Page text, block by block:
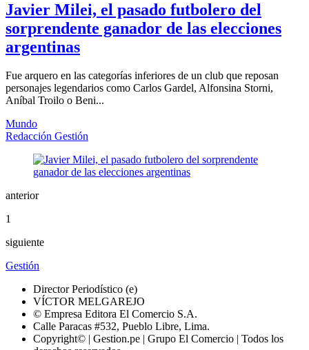
Javier Milei, el pasado futbolero del
sorprendente ganador de las elecciones
argentinas
Fue arquero en las categorías inferiores de un club que reposan
personajes legendarios como Carlos Gardel, Alfonsina Storni,
Aníbal Troilo o Beni...
Mundo
Redacción Gestión
anterior
1
siguiente
Gestión
Director Periodístico (e)
VÍCTOR MELGAREJO
© Empresa Editora El Comercio S.A.
Calle Paracas #532, Pueblo Libre, Lima.
Copyright© | Gestion.pe | Grupo El Comercio | Todos los